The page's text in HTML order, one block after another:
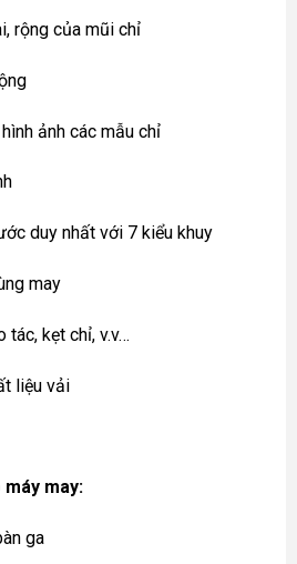
rộng của mũi chỉ
ảnh các mẫu chỉ
duy nhất với 7 kiểu khuy
may
tác, kẹt chỉ, v.v…
liệu vải
máy may:
ga